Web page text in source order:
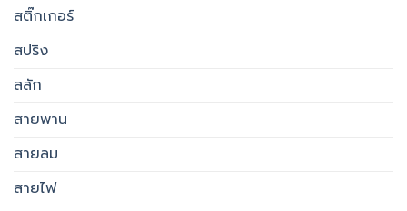
สติ๊กเกอร์
สปริง
สลัก
สายพาน
สายลม
สายไฟ